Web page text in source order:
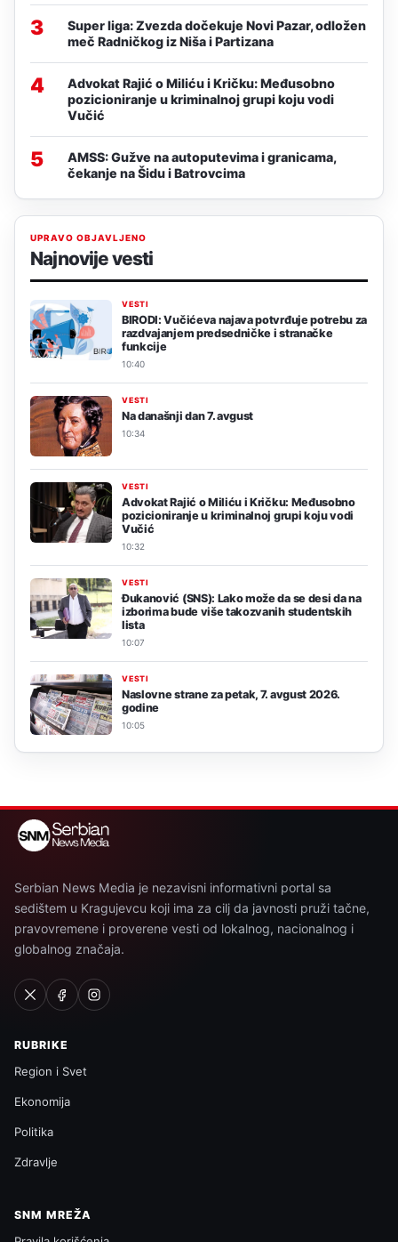
3
Super liga: Zvezda dočekuje Novi Pazar, odložen
meč Radničkog iz Niša i Partizana
4
Advokat Rajić o Miliću i Kričku: Međusobno
pozicioniranje u kriminalnoj grupi koju vodi
Vučić
5
AMSS: Gužve na autoputevima i granicama,
čekanje na Šidu i Batrovcima
UPRAVO OBJAVLJENO
Najnovije vesti
VESTI
BIRODI: Vučićeva najava potvrđuje potrebu za
razdvajanjem predsedničke i stranačke
funkcije
10:40
VESTI
Na današnji dan 7. avgust
10:34
VESTI
Advokat Rajić o Miliću i Kričku: Međusobno
pozicioniranje u kriminalnoj grupi koju vodi
Vučić
10:32
VESTI
Đukanović (SNS): Lako može da se desi da na
izborima bude više takozvanih studentskih
lista
10:07
VESTI
Naslovne strane za petak, 7. avgust 2026.
godine
10:05
Serbian News Media je nezavisni informativni portal sa
sedištem u Kragujevcu koji ima za cilj da javnosti pruži tačne,
pravovremene i proverene vesti od lokalnog, nacionalnog i
globalnog značaja.
RUBRIKE
Region i Svet
Ekonomija
Politika
Zdravlje
SNM MREŽA